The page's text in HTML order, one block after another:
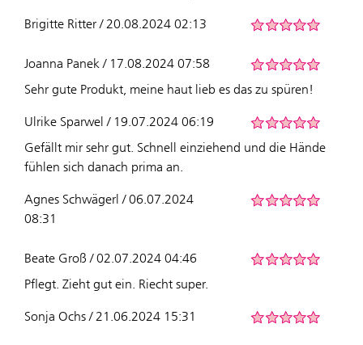
Brigitte Ritter / 20.08.2024 02:13
Joanna Panek / 17.08.2024 07:58
Sehr gute Produkt, meine haut lieb es das zu spüren!
Ulrike Sparwel / 19.07.2024 06:19
Gefällt mir sehr gut. Schnell einziehend und die Hände
fühlen sich danach prima an.
Agnes Schwägerl / 06.07.2024
08:31
Beate Groß / 02.07.2024 04:46
Pflegt. Zieht gut ein. Riecht super.
Sonja Ochs / 21.06.2024 15:31